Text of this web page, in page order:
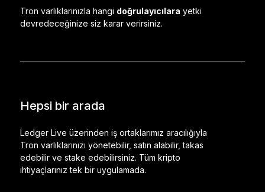
Tron varlıklarınızla hangi doğrulayıcılara yetki
devredeceğinize siz karar verirsiniz.
Hepsi bir arada
Ledger Live üzerinden iş ortaklarımız aracılığıyla
Tron varlıklarınızı yönetebilir, satın alabilir, takas
edebilir ve stake edebilirsiniz. Tüm kripto
ihtiyaçlarınız tek bir uygulamada.